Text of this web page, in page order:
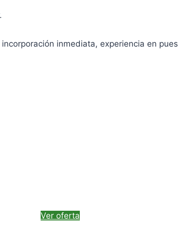
inmediata, experiencia en
Ver oferta